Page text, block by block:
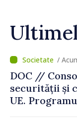
/
DOC //
securității și
UE.